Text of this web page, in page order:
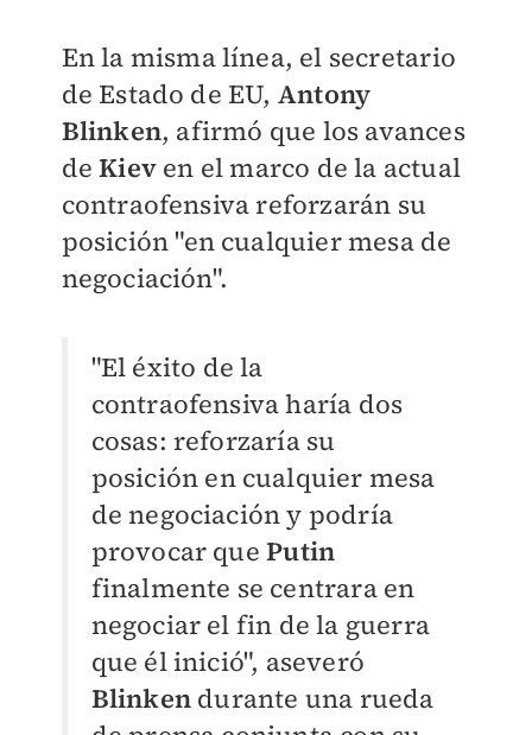
En la misma línea, el secretario
de Estado de EU, Antony
Blinken, afirmó que los avances
deKiev en el marco de la actual
contraofensiva reforzarán su
posición "en cualquier mesa de
negociación".
"El éxito de la
contraofensiva haría dos
cosas: reforzaría su
posición en cualquier mesa
de negociación y podría
provocar quePutin
finalmente se centrara en
negociar el fin de la guerra
que él inició", aseveró
Blinken durante una rueda